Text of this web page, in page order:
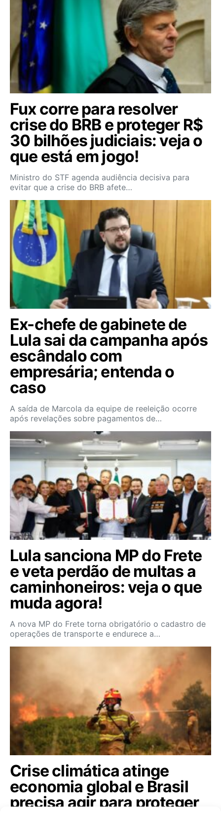
Fux corre para resolver
crise do BRB e proteger R$
30 bilhões judiciais: veja o
que está em jogo!
Ministro do STF agenda audiência decisiva para
evitar que a crise do BRB afete…
Ex-chefe de gabinete de
Lula sai da campanha após
escândalo com
empresária; entenda o
caso
A saída de Marcola da equipe de reeleição ocorre
após revelações sobre pagamentos de…
Lula sanciona MP do Frete
e veta perdão de multas a
caminhoneiros: veja o que
muda agora!
A nova MP do Frete torna obrigatório o cadastro de
operações de transporte e endurece a…
Crise climática atinge
economia global e Brasil
precisa agir para proteger